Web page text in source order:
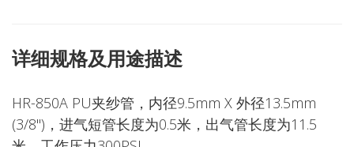
详细规格及用途描述
HR-850A PU夹纱管，内径9.5mm X 外径13.5mm
(3/8")，进气短管长度为0.5米，出气管长度为11.5